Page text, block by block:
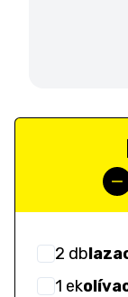
2 db
1 ek